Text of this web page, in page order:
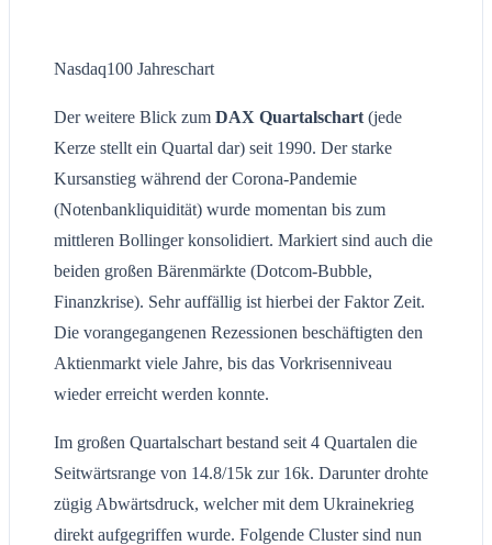
Nasdaq100 Jahreschart
Der weitere Blick zum DAX Quartalschart (jede
Kerze stellt ein Quartal dar) seit 1990. Der starke
Kursanstieg während der Corona-Pandemie
(Notenbankliquidität) wurde momentan bis zum
mittleren Bollinger konsolidiert. Markiert sind auch die
beiden großen Bärenmärkte (Dotcom-Bubble,
Finanzkrise). Sehr auffällig ist hierbei der Faktor Zeit.
Die vorangegangenen Rezessionen beschäftigten den
Aktienmarkt viele Jahre, bis das Vorkrisenniveau
wieder erreicht werden konnte.
Im großen Quartalschart bestand seit 4 Quartalen die
Seitwärtsrange von 14.8/15k zur 16k. Darunter drohte
zügig Abwärtsdruck, welcher mit dem Ukrainekrieg
direkt aufgegriffen wurde. Folgende Cluster sind nun